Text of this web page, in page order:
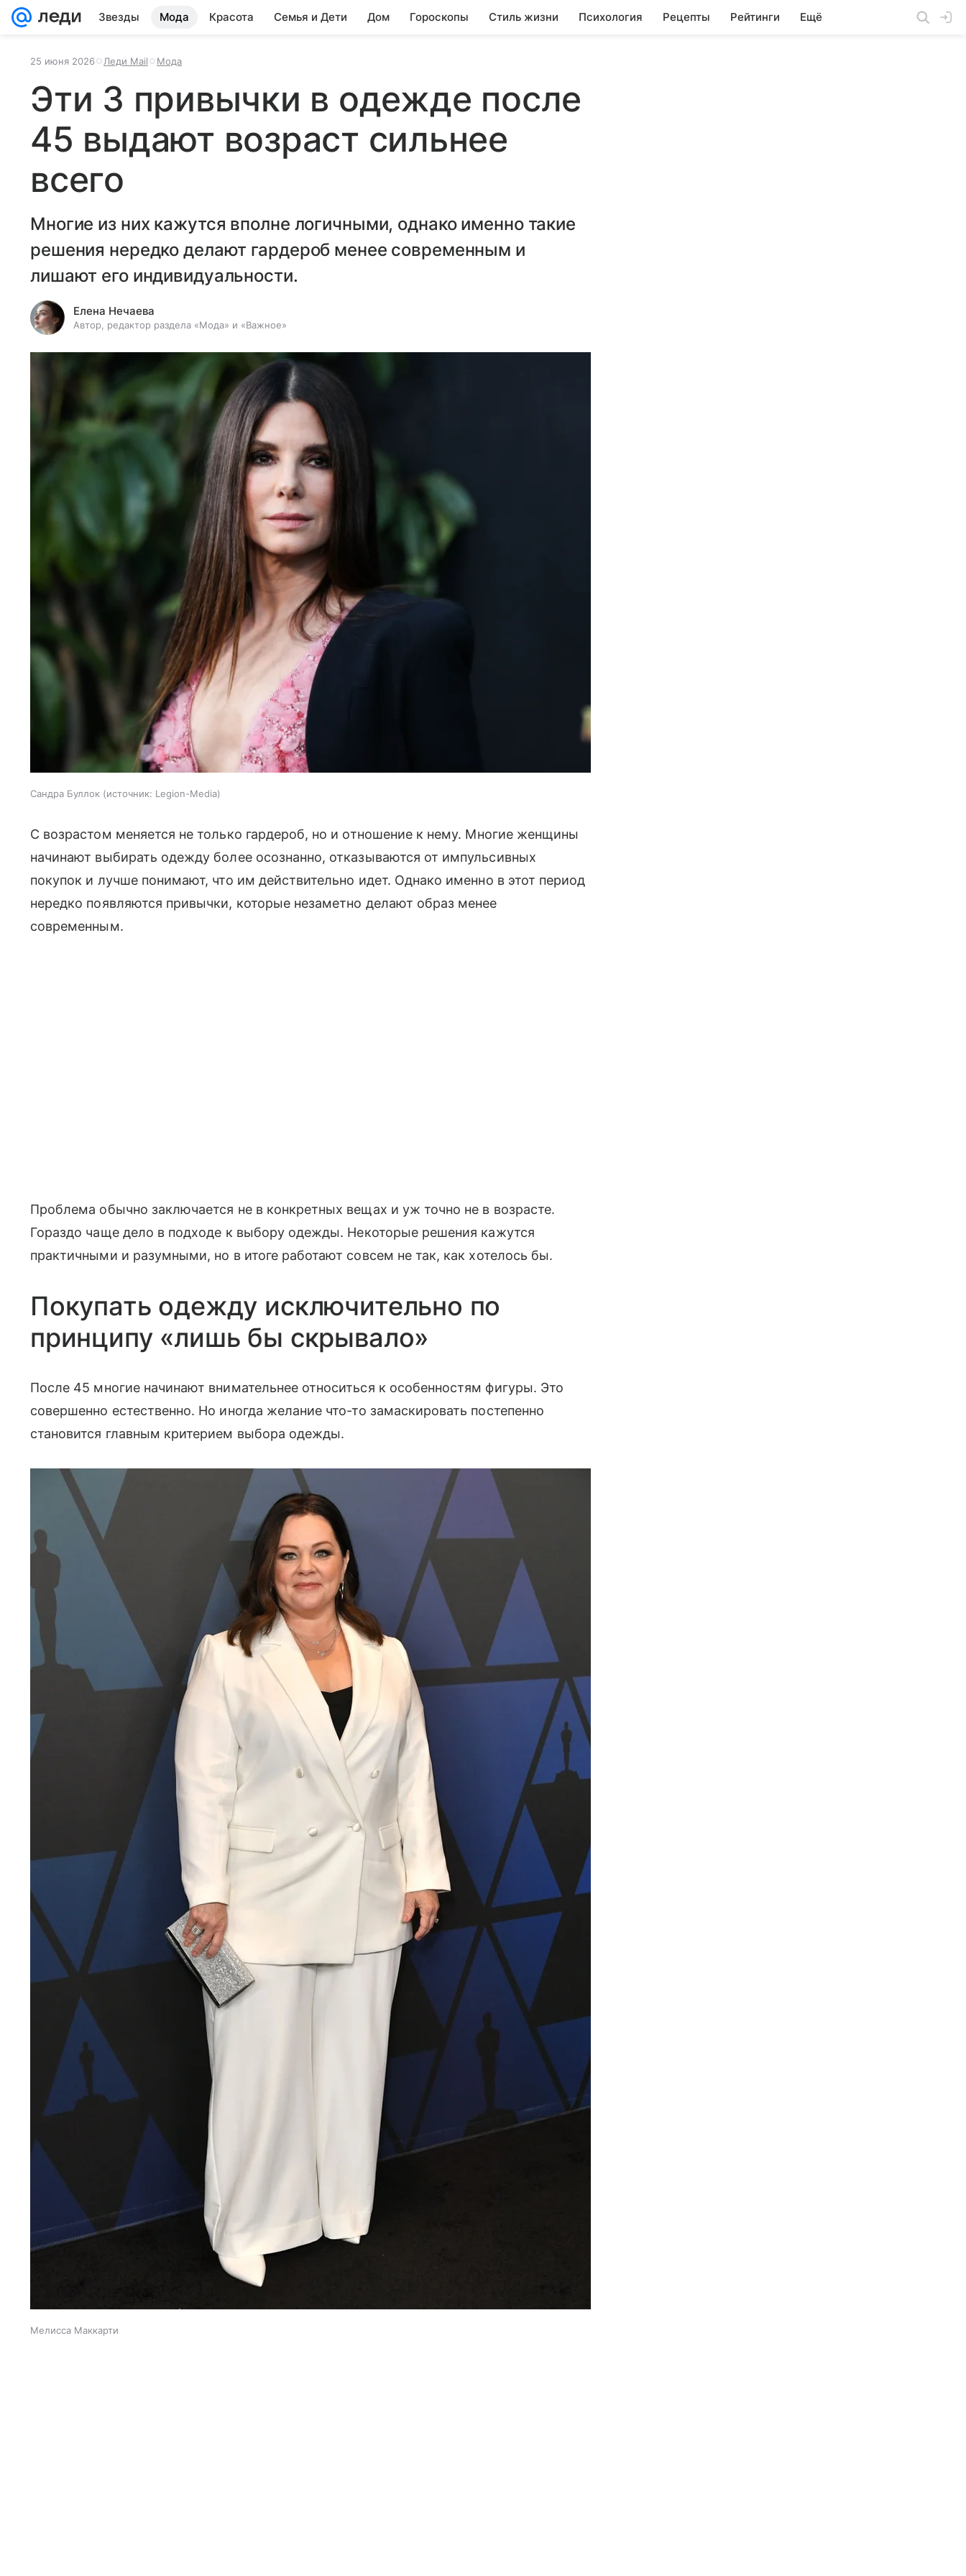
Звезды Мода Красота Семья и Дети Дом Гороскопы Стиль жизни Психология Рецепты Рейтинги Ещё
25 июня 2026 Леди Mail Мода
Эти 3 привычки в одежде после
45 выдают возраст сильнее
всего
Многие из них кажутся вполне логичными, однако именно такие
решения нередко делают гардероб менее современным и
лишают его индивидуальности.
Елена Нечаева
Автор, редактор раздела «Мода» и «Важное»
Сандра Буллок источник: Legion-Media
С возрастом меняется не только гардероб, но и отношение к нему. Многие женщины
начинают выбирать одежду более осознанно, отказываются от импульсивных
покупок и лучше понимают, что им действительно идет. Однако именно в этот период
нередко появляются привычки, которые незаметно делают образ менее
современным.
Проблема обычно заключается не в конкретных вещах и уж точно не в возрасте.
Гораздо чаще дело в подходе к выбору одежды. Некоторые решения кажутся
практичными и разумными, но в итоге работают совсем не так, как хотелось бы.
Покупать одежду исключительно по
принципу «лишь бы скрывало»
После 45 многие начинают внимательнее относиться к особенностям фигуры. Это
совершенно естественно. Но иногда желание что-то замаскировать постепенно
становится главным критерием выбора одежды.
Мелисса Маккарти